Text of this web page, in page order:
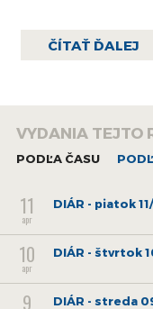
ČÍTAŤ ĎALEJ
VYDANIA TEJTO
PODĽA ČASU
11
apr
DIÁR - piatok
10
apr
DIÁR - štvrtok
9 DIÁR - streda